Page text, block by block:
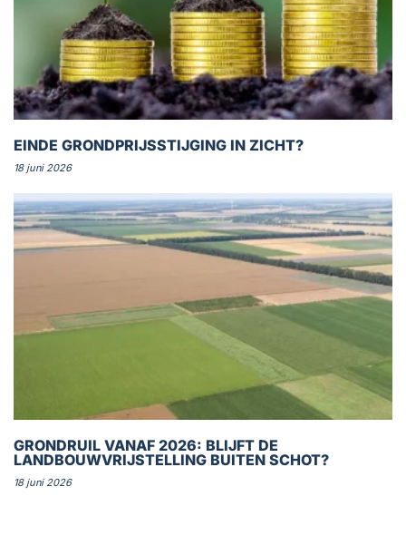
EINDE GRONDPRIJSSTIJGING IN ZICHT?
18 juni 2026
GRONDRUIL VANAF 2026: BLIJFT DE
LANDBOUWVRIJSTELLING BUITEN SCHOT?
18 juni 2026